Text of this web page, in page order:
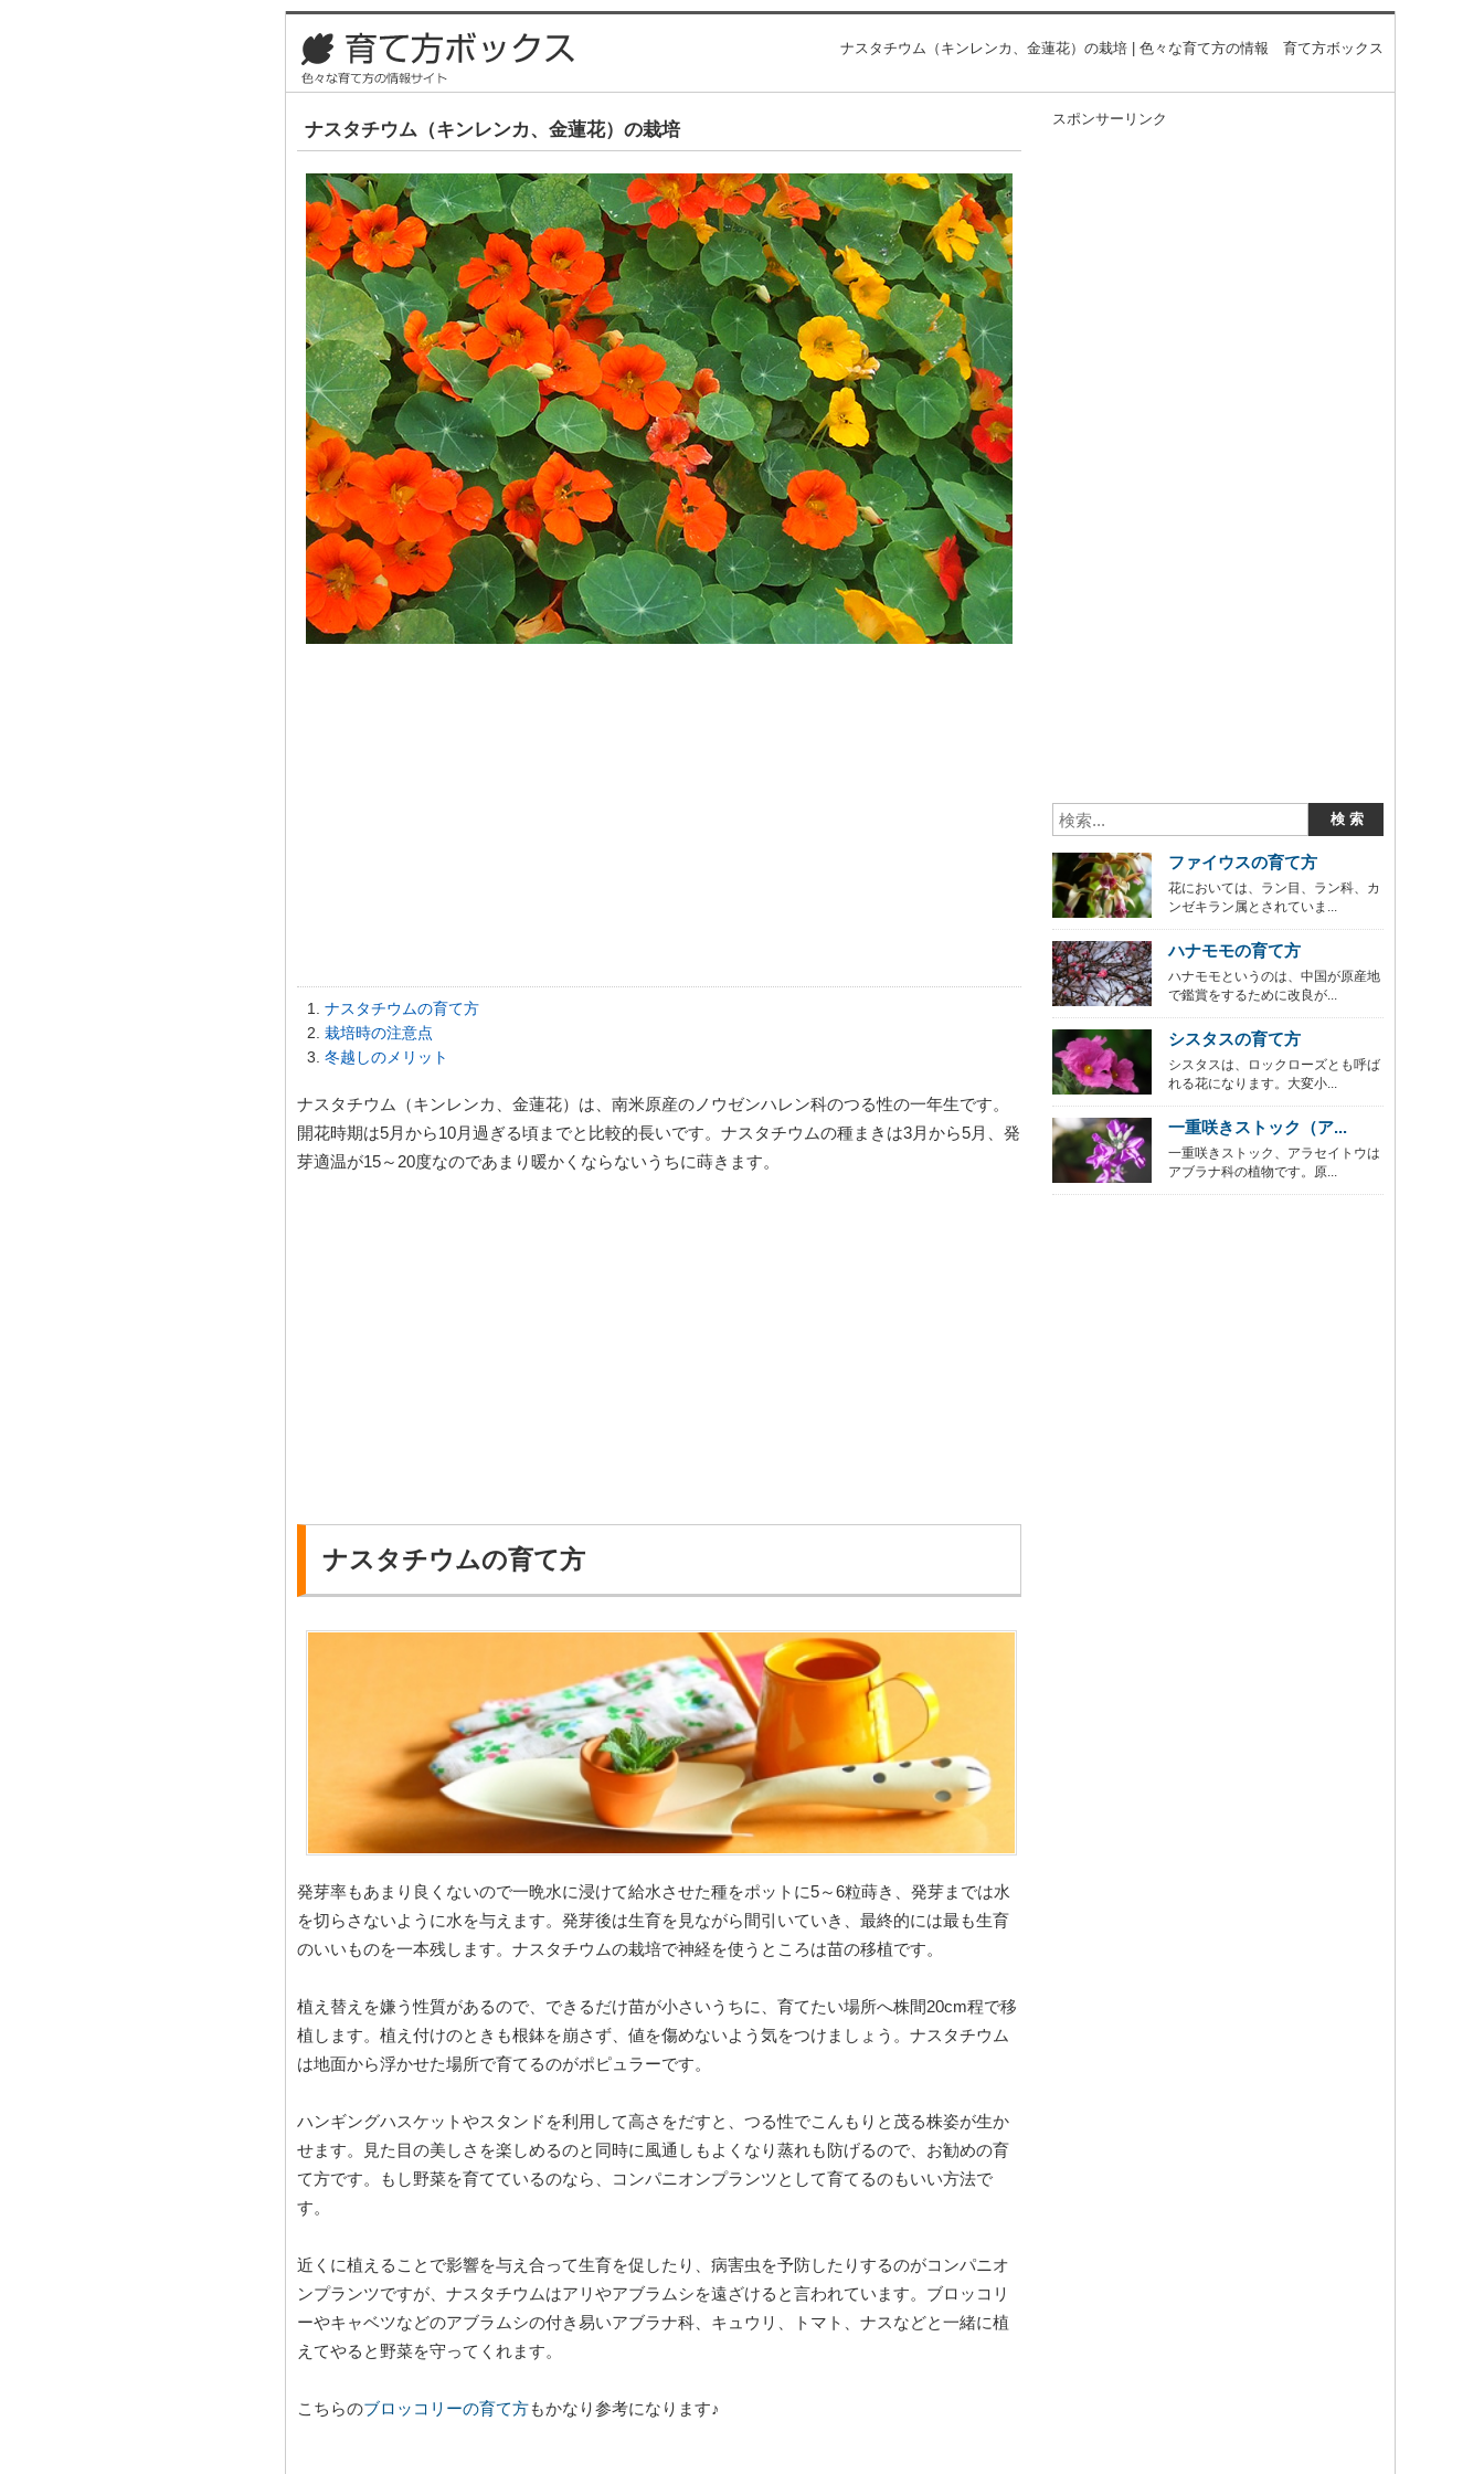
ナスタチウム（キンレンカ、金蓮花）の栽培 | 色々な育て方の情報 育て方ボックス
ナスタチウム（キンレンカ、金蓮花）の栽培
ナスタチウムの育て方
栽培時の注意点
冬越しのメリット
ナスタチウム（キンレンカ、金蓮花）は、南米原産のノウゼンハレン科のつる性の一年生です。
開花時期は5月から10月過ぎる頃までと比較的長いです。ナスタチウムの種まきは3月から5月、発
芽適温が15～20度なのであまり暖かくならないうちに蒔きます。
ナスタチウムの育て方
発芽率もあまり良くないので一晩水に浸けて給水させた種をポットに5～6粒蒔き、発芽までは水
を切らさないように水を与えます。発芽後は生育を見ながら間引いていき、最終的には最も生育
のいいものを一本残します。ナスタチウムの栽培で神経を使うところは苗の移植です。
植え替えを嫌う性質があるので、できるだけ苗が小さいうちに、育てたい場所へ株間20cm程で移
植します。植え付けのときも根鉢を崩さず、値を傷めないよう気をつけましょう。ナスタチウム
は地面から浮かせた場所で育てるのがポピュラーです。
ハンギングハスケットやスタンドを利用して高さをだすと、つる性でこんもりと茂る株姿が生か
せます。見た目の美しさを楽しめるのと同時に風通しもよくなり蒸れも防げるので、お勧めの育
て方です。もし野菜を育てているのなら、コンパニオンプランツとして育てるのもいい方法で
す。
近くに植えることで影響を与え合って生育を促したり、病害虫を予防したりするのがコンパニオ
ンプランツですが、ナスタチウムはアリやアブラムシを遠ざけると言われています。ブロッコリ
ーやキャベツなどのアブラムシの付き易いアブラナ科、キュウリ、トマト、ナスなどと一緒に植
えてやると野菜を守ってくれます。
こちらのブロッコリーの育て方もかなり参考になります♪
スポンサーリンク
ファイウスの育て方
花においては、ラン目、ラン科、カ
ンゼキラン属とされていま...
ハナモモの育て方
ハナモモというのは、中国が原産地
で鑑賞をするために改良が...
シスタスの育て方
シスタスは、ロックローズとも呼ば
れる花になります。大変小...
一重咲きストック（ア...
一重咲きストック、アラセイトウは
アブラナ科の植物です。原...